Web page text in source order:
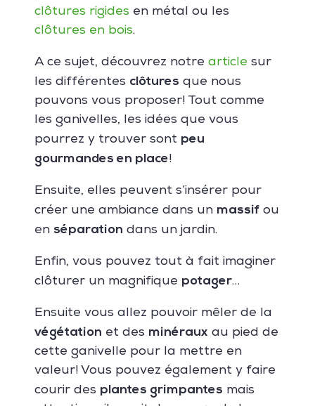
clôtures rigides en métal ou les
clôtures en bois.
A ce sujet, découvrez notre article sur
les différentes clôtures que nous
pouvons vous proposer! Tout comme
les ganivelles, les idées que vous
pourrez y trouver sont peu
gourmandes en place!
Ensuite, elles peuvent s’insérer pour
créer une ambiance dans un massifou
en séparation dans un jardin.
Enfin, vous pouvez tout à fait imaginer
clôturer un magnifique potager…
Ensuite vous allez pouvoir mêler de la
végétation et des minéraux au pied de
cette ganivelle pour la mettre en
valeur! Vous pouvez également y faire
courir des plantes grimpantes mais